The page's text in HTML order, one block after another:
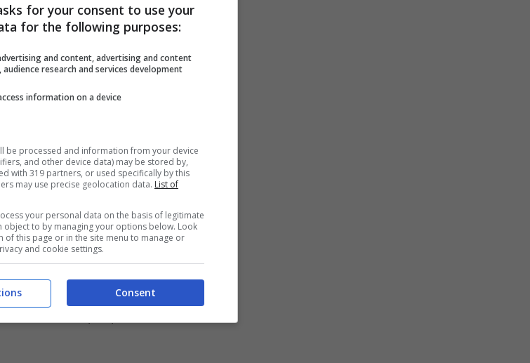
la foto
Ylenia
della famiglia
hanno raccontato la loro
fatto parlare di sé nei
all’Isola dei Famosi
La figlia di
nutrendo il desiderio
show solo per parlare dei
for your consent to use your
for the following purposes:
and content, advertising and content
research and services development
information on a device
be processed and information from your device
and other device data) may be stored by,
with 319 partners, or used specifically by this
may use precise geolocation data. List of
your personal data on the basis of legitimate
object to by managing your options below. Look
of this page or in the site menu to manage or
and cookie settings.
Consent